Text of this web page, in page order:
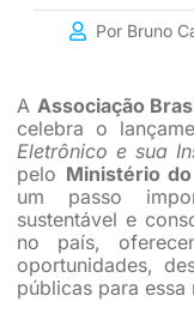
Por Bruno
A Associação
celebra o
Eletrônico e sua
pelo Ministério
um passo
sustentável e
no país,
oportunidades,
públicas para